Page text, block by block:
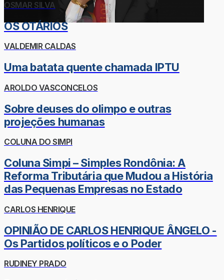
OSMAR SILVA
OS OTÁRIOS
VALDEMIR CALDAS
Uma batata quente chamada IPTU
AROLDO VASCONCELOS
Sobre deuses do olimpo e outras
projeções humanas
COLUNA DO SIMPI
Coluna Simpi – Simples Rondônia: A
Reforma Tributária que Mudou a História
das Pequenas Empresas no Estado
CARLOS HENRIQUE
OPINIÃO DE CARLOS HENRIQUE ÂNGELO -
Os Partidos políticos e o Poder
RUDINEY PRADO